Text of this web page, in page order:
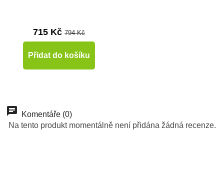
715 Kč 794 Kč
Přidat do košíku
Komentáře (0)
Na tento produkt momentálně není přidána žádná recenze.